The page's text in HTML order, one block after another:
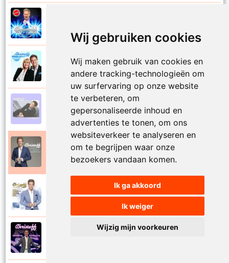
Wij gebruiken cookies
Wij maken gebruik van cookies en
andere tracking-technologieën om
uw surfervaring op onze website
te verbeteren, om
gepersonaliseerde inhoud en
advertenties te tonen, om ons
websiteverkeer te analyseren en
om te begrijpen waar onze
bezoekers vandaan komen.
Ik ga akkoord
Ik weiger
Wijzig mijn voorkeuren
Christoff en Willeke Alberti
Niemand laat zijn eigen kind alleen
Christoff
Niets is voor niets
Christoff
Ogen weer geopend
Christoff en Florian Silbereisen
Omdat ie zo mooi is